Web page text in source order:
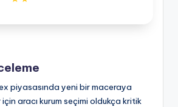
piyasasında yeni bir maceraya
aracı kurum seçimi oldukça kritik